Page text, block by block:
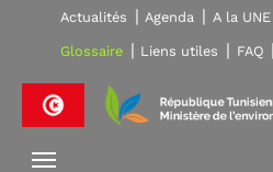
Skip to main navigation
Aller au contenu principal
Skip to page footer
Actualités Agenda A la UNE
Glossaire Liens utiles FAQ